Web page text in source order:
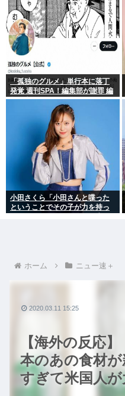
「孤独のグルメ」単行本に落丁
発覚 週刊SPA！編集部が謝罪 編
集・印刷工程で不備
小田さくら「小田さんと喋った
ということでその子が力を持っ
ホーム ニュー速＋
【海外の反応
本のあの食材
すぎて米国人
2020.03.11 15:25